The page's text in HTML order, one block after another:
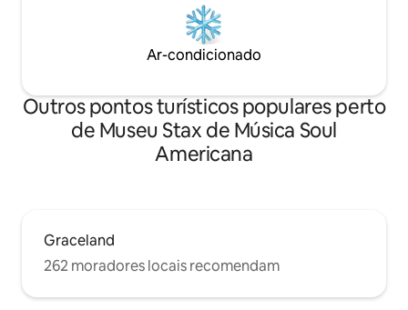
Ar-condicionado
Outros pontos turísticos populares perto
de Museu Stax de Música Soul
Americana
Graceland
262 moradores locais recomendam